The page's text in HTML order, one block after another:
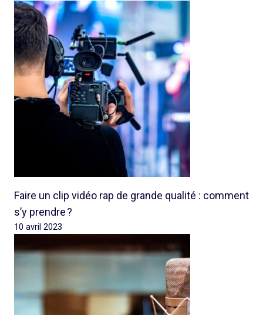
Faire un clip vidéo rap de grande qualité : comment
s’y prendre ?
10 avril 2023